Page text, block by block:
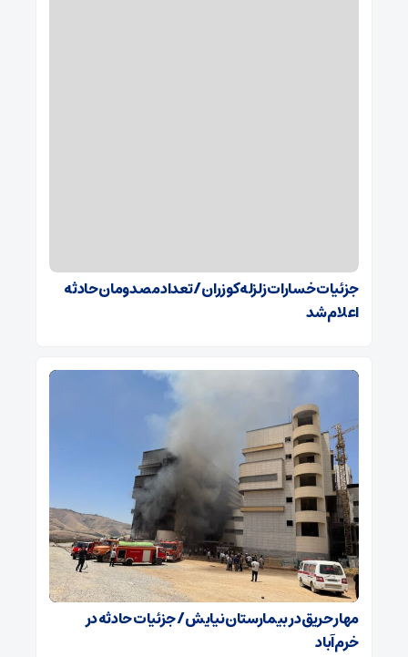
جزئیات خسارات زلزله کوزران / تعداد مصدومان حادثه
اعلام شد
مهار حریق در بیمارستان نیایش / جزئیات حادثه در
خرم‌آباد